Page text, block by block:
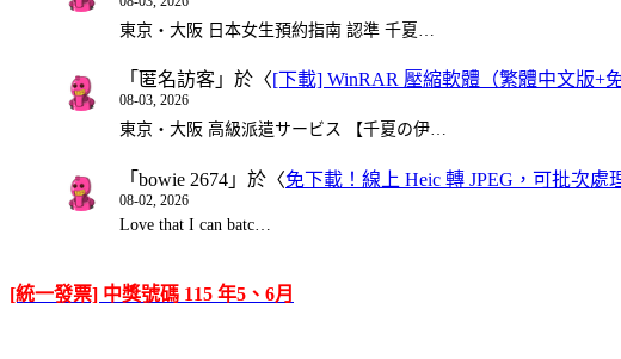
東京・大阪 日本女生預約指南 認準 千夏…
「 匿名訪客 」於〈[下載] WinRAR 壓縮軟體（繁體中文版+免
08-03, 2026
東京・大阪 高級派遣サービス 【千夏の伊…
「 bowie 2674 」於〈免下載！線上 Heic 轉 JPEG，可批次處
08-02, 2026
Love that I can batc…
[統一發票] 中獎號碼 115 年5、6月